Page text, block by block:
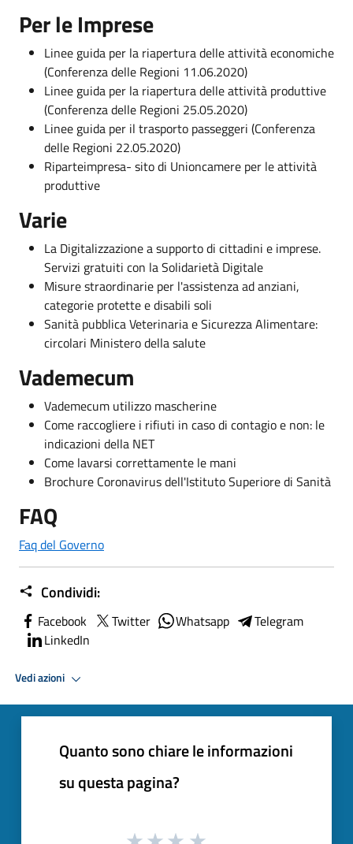
Per le Imprese
Linee guida per la riapertura delle attività economiche
(Conferenza delle Regioni 11.06.2020)
Linee guida per la riapertura delle attività produttive
(Conferenza delle Regioni 25.05.2020)
Linee guida per il trasporto passeggeri (Conferenza
delle Regioni 22.05.2020)
Riparteimpresa- sito di Unioncamere per le attività
produttive
Varie
La Digitalizzazione a supporto di cittadini e imprese.
Servizi gratuiti con la Solidarietà Digitale
Misure straordinarie per l'assistenza ad anziani,
categorie protette e disabili soli
Sanità pubblica Veterinaria e Sicurezza Alimentare:
circolari Ministero della salute
Vademecum
Vademecum utilizzo mascherine
Come raccogliere i rifiuti in caso di contagio e non: le
indicazioni della NET
Come lavarsi correttamente le mani
Brochure Coronavirus dell'Istituto Superiore di Sanità
FAQ
Faq del Governo
Condividi:
Facebook Twitter Whatsapp
Telegram
LinkedIn
Vedi azioni
Quanto sono chiare le informazioni
su questa pagina?